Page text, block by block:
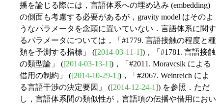
播を論じる際には，言語体系への埋め込み (embedding)
の側面も考慮する必要があるが，gravity model はそのよ
うなパラメータを念頭に置いていない．言語体系に関す
るパラメータについては，「#1779. 言語接触の程度と種
類を予測する指標」 ([2014-03-11-1])，「#1781. 言語接触
の類型論」 ([2014-03-13-1])，「#2011. Moravcsik による
借用の制約」 ([2014-10-29-1])，「#2067. Weinreich によ
る言語干渉の決定要因」 ([2014-12-24-1]) を参照．ただ
し，言語体系間の類似性が，言語項の伝播や借用におい